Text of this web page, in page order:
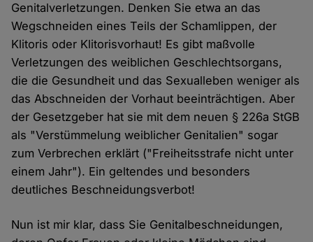
Genitalverletzungen. Denken Sie etwa an das
Wegschneiden eines Teils der Schamlippen, der
Klitoris oder Klitorisvorhaut! Es gibt maßvolle
Verletzungen des weiblichen Geschlechtsorgans,
die die Gesundheit und das Sexualleben weniger als
das Abschneiden der Vorhaut beeinträchtigen. Aber
der Gesetzgeber hat sie mit dem neuen § 226a StGB
als "Verstümmelung weiblicher Genitalien" sogar
zum Verbrechen erklärt ("Freiheitsstrafe nicht unter
einem Jahr"). Ein geltendes und besonders
deutliches Beschneidungsverbot!
Nun ist mir klar, dass Sie Genitalbeschneidungen,